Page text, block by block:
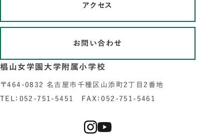
アクセス
お問い合わせ
椙山女学園大学附属小学校
〒464-0832 名古屋市千種区山添町2丁目2番地
TEL：052-751-5451 FAX：052-751-5461